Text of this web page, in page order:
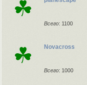
☘
Всего: 1100
☘ Novacross
Всего: 1000